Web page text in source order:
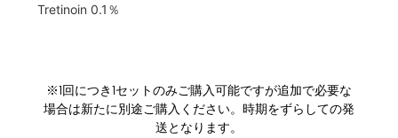
Tretinoin 0.1％
※1回につき1セットのみご購入可能ですが追加で必要な
場合は新たに別途ご購入ください。時期をずらしての発
送となります。